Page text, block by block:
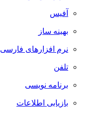
آفیس
بهینه ساز
نرم افزارهای فارسی
تلفن
برنامه نویسی
بازیابی اطلاعات